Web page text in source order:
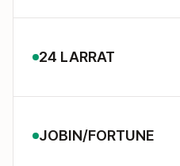
24 LARRAT
JOBIN/FORTUNE